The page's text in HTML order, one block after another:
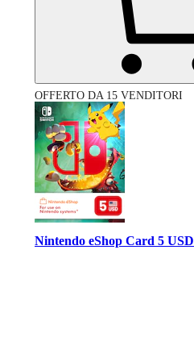
OFFERTO DA 15 VENDITORI
Nintendo eShop Card 5 USD